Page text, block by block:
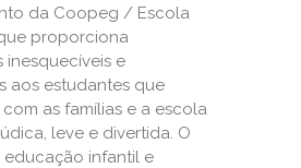
da Coopeg / Escola
proporciona
inesquecíveis e
aos estudantes que
as famílias e a escola
leve e divertida. O
infantil e